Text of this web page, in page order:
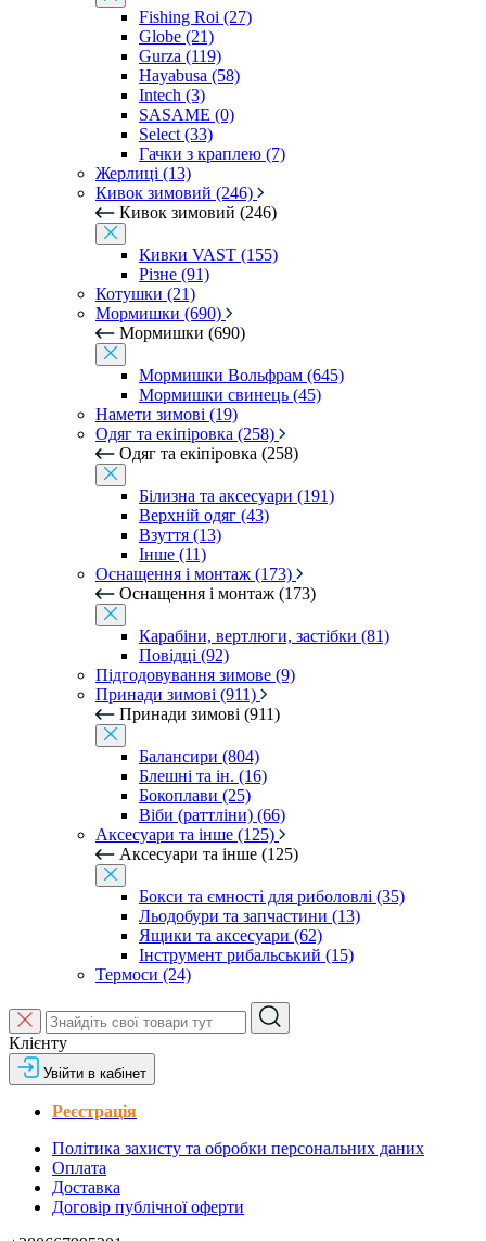
Fishing Roi (27)
Globe (21)
Gurza (119)
Hayabusa (58)
Intech (3)
SASAME (0)
Select (33)
Гачки з краплею (7)
Жерлиці (13)
Кивок зимовий (246)
Кивок зимовий (246)
Кивки VAST (155)
Різне (91)
Котушки (21)
Мормишки (690)
Мормишки (690)
Мормишки Вольфрам (645)
Мормишки свинець (45)
Намети зимові (19)
Одяг та екіпіровка (258)
Одяг та екіпіровка (258)
Білизна та аксесуари (191)
Верхній одяг (43)
Взуття (13)
Інше (11)
Оснащення і монтаж (173)
Оснащення і монтаж (173)
Карабіни, вертлюги, застібки (81)
Повідці (92)
Підгодовування зимове (9)
Принади зимові (911)
Принади зимові (911)
Балансири (804)
Блешні та ін. (16)
Бокоплави (25)
Віби (раттліни) (66)
Аксесуари та інше (125)
Аксесуари та інше (125)
Бокси та ємності для риболовлі (35)
Льодобури та запчастини (13)
Ящики та аксесуари (62)
Інструмент рибальський (15)
Термоси (24)
Клієнту
Увійти в кабінет
Реєстрація
Політика захисту та обробки персональних даних
Оплата
Доставка
Договір публічної оферти